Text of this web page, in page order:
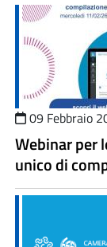
09 Febbraio
Webinar per
unico di